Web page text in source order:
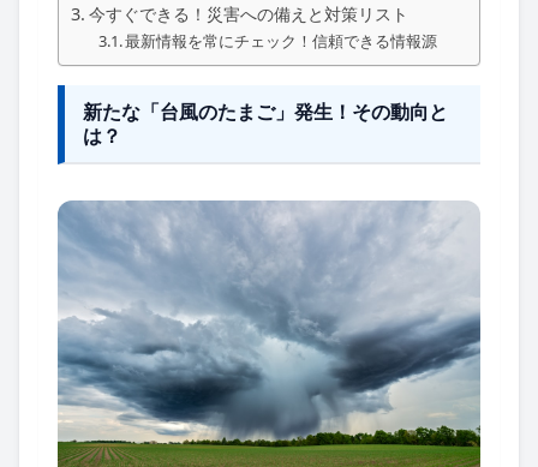
今すぐできる！災害への備えと対策リスト
最新情報を常にチェック！信頼できる情報源
新たな「台風のたまご」発生！その動向と
は？